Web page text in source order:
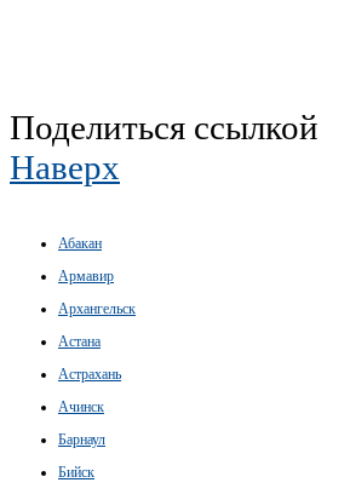
Поделиться ссылкой
Наверх
Абакан
Армавир
Архангельск
Астана
Астрахань
Ачинск
Барнаул
Бийск